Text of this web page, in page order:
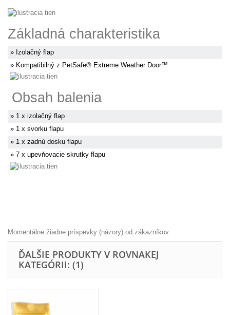
Základná charakteristika
» Izolačný flap
» Kompatibilný z PetSafe® Extreme Weather Door™
Obsah balenia
» 1 x izolačný flap
» 1 x svorku flapu
» 1 x zadnú dosku flapu
» 7 x upevňovacie skrutky flapu
Momentálne žiadne príspevky (názory) od zákazníkov.
ĎALŠIE PRODUKTY V ROVNAKEJ
KATEGÓRII: (1)